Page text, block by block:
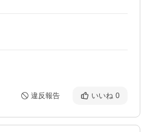
違反報告 いいね 0